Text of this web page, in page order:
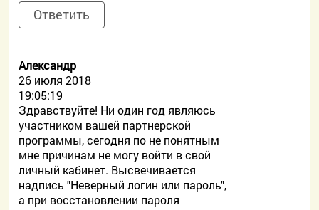
Ответить
Александр
26 июля 2018
19:05:19
Здравствуйте! Ни один год являюсь
участником вашей партнерской
программы, сегодня по не понятным
мне причинам не могу войти в свой
личный кабинет. Высвечивается
надпись "Неверный логин или пароль",
а при восстановлении пароля